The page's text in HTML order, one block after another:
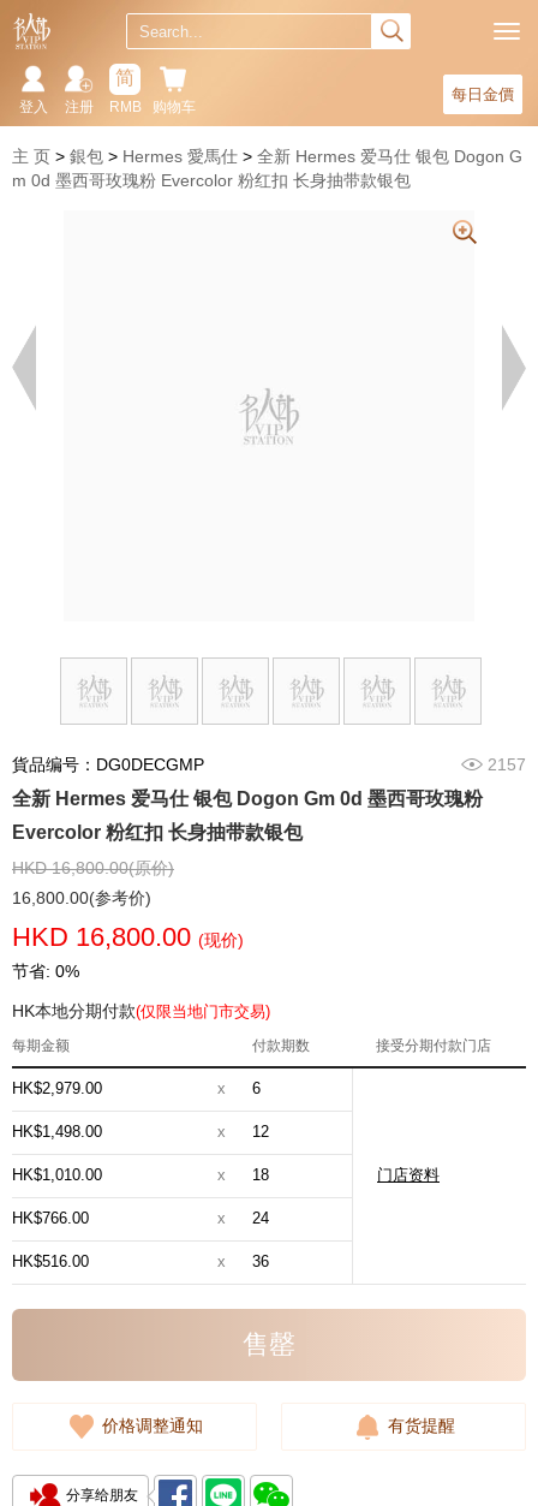
每日金價
购物车
简
RMB
注册
登入
主 页 銀包 Hermes 愛馬仕
全新 Hermes 爱马仕 银包 Dogon G
m 0d 墨西哥玫瑰粉 Evercolor 粉红扣 长身抽带款银包
貨品编号：DG0DECGMP 2157
全新 Hermes 爱马仕 银包 Dogon Gm 0d 墨西哥玫瑰粉
Evercolor 粉红扣 长身抽带款银包
HKD 16,800.00(原价)
16,800.00(参考价)
HKD 16,800.00 (现价)
节省: 0%
HK本地分期付款(仅限当地门市交易)
每期金额 付款期数 接受分期付款门店
HK$2,979.00 x 6
门店资料
HK$1,498.00 x 12
HK$1,010.00 x 18
HK$766.00 x 24
HK$516.00 x 36
售罄
价格调整通知 有货提醒
分享给朋友